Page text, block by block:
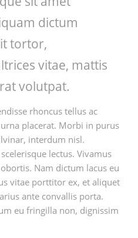
dictum
tortor,
vitae, mattis
volutpat.
rhoncus tellus ac
placerat. Morbi in purus
interdum nisl.
lectus. Vivamus
Nam dictum lacus eu
vitae porttitor ex, et aliquet
ante convallis porta.
eu fringilla non, dignissim